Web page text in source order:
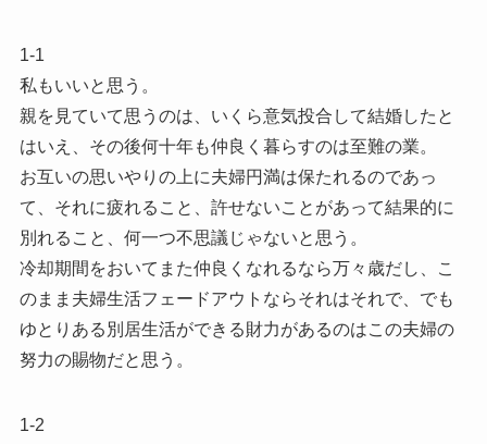
1-1
私もいいと思う。
親を見ていて思うのは、いくら意気投合して結婚したと
はいえ、その後何十年も仲良く暮らすのは至難の業。
お互いの思いやりの上に夫婦円満は保たれるのであっ
て、それに疲れること、許せないことがあって結果的に
別れること、何一つ不思議じゃないと思う。
冷却期間をおいてまた仲良くなれるなら万々歳だし、こ
のまま夫婦生活フェードアウトならそれはそれで、でも
ゆとりある別居生活ができる財力があるのはこの夫婦の
努力の賜物だと思う。
1-2